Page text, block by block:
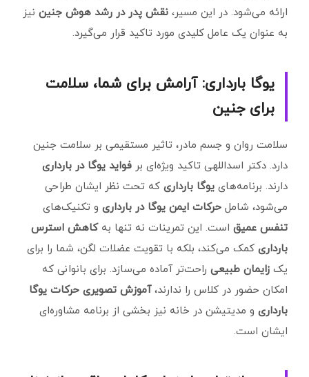
ارائه می‌شود. در این مسیر،نقش پدر در رشد هوش جنین نیز
به عنوان یک عامل کلیدی مورد تاکید قرار می‌گیرد.
یوگا بارداری: آرامش برای شما، سلامت
برای جنین
سلامت روان و جسم مادر، تاثیر مستقیمی بر سلامت جنین
دارد. دکتر اسداللهی تاکید ویژه‌ای برفواید یوگا در بارداری
دارند. برنامه‌هاییوگا بارداری که تحت نظر ایشان طراحی
می‌شود، شاملحرکات ایمن یوگا در بارداری و تکنیک‌های
تنفس عمیق است. این تمرینات نه تنها بهکاهش استرس
بارداری کمک می‌کند، بلکه با تقویت عضلات لگن، شما را برای
یکزایمان طبیعی راحت‌تر آماده می‌سازد. برای بانوانی که
امکان حضور در کلاس را ندارند،آموزش تصویری حرکات یوگا
بارداری و مدیتیشن در خانه نیز بخشی از برنامه مشاوره‌ای
ایشان است.